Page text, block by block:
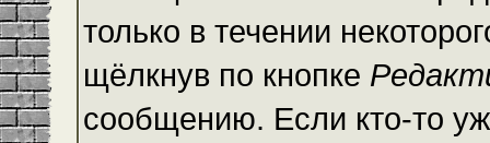
только в течении
щёлкнув по кнопке
сообщению. Если кто-то